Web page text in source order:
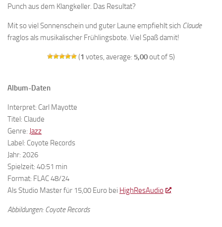
Punch aus dem Klangkeller. Das Resultat?
Mit so viel Sonnenschein und guter Laune empfiehlt sich Claude
fraglos als musikalischer Frühlingsbote. Viel Spaß damit!
(1 votes, average: 5,00out of 5)
Album-Daten
Interpret: Carl Mayotte
Titel: Claude
Genre: Jazz
Label: Coyote Records
Jahr: 2026
Spielzeit: 40:51 min
Format: FLAC 48/24
Als Studio Master für 15,00 Euro bei HighResAudio
Abbildungen: Coyote Records